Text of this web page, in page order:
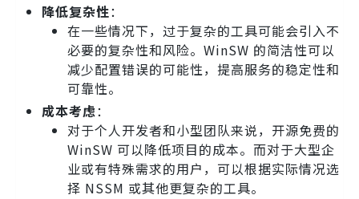
降低复杂性：
在一些情况下，过于复杂的工具可能会引入不
必要的复杂性和风险。WinSW 的简洁性可以
减少配置错误的可能性，提高服务的稳定性和
可靠性。
成本考虑：
对于个人开发者和小型团队来说，开源免费的
WinSW 可以降低项目的成本。而对于大型企
业或有特殊需求的用户，可以根据实际情况选
择 NSSM 或其他更复杂的工具。